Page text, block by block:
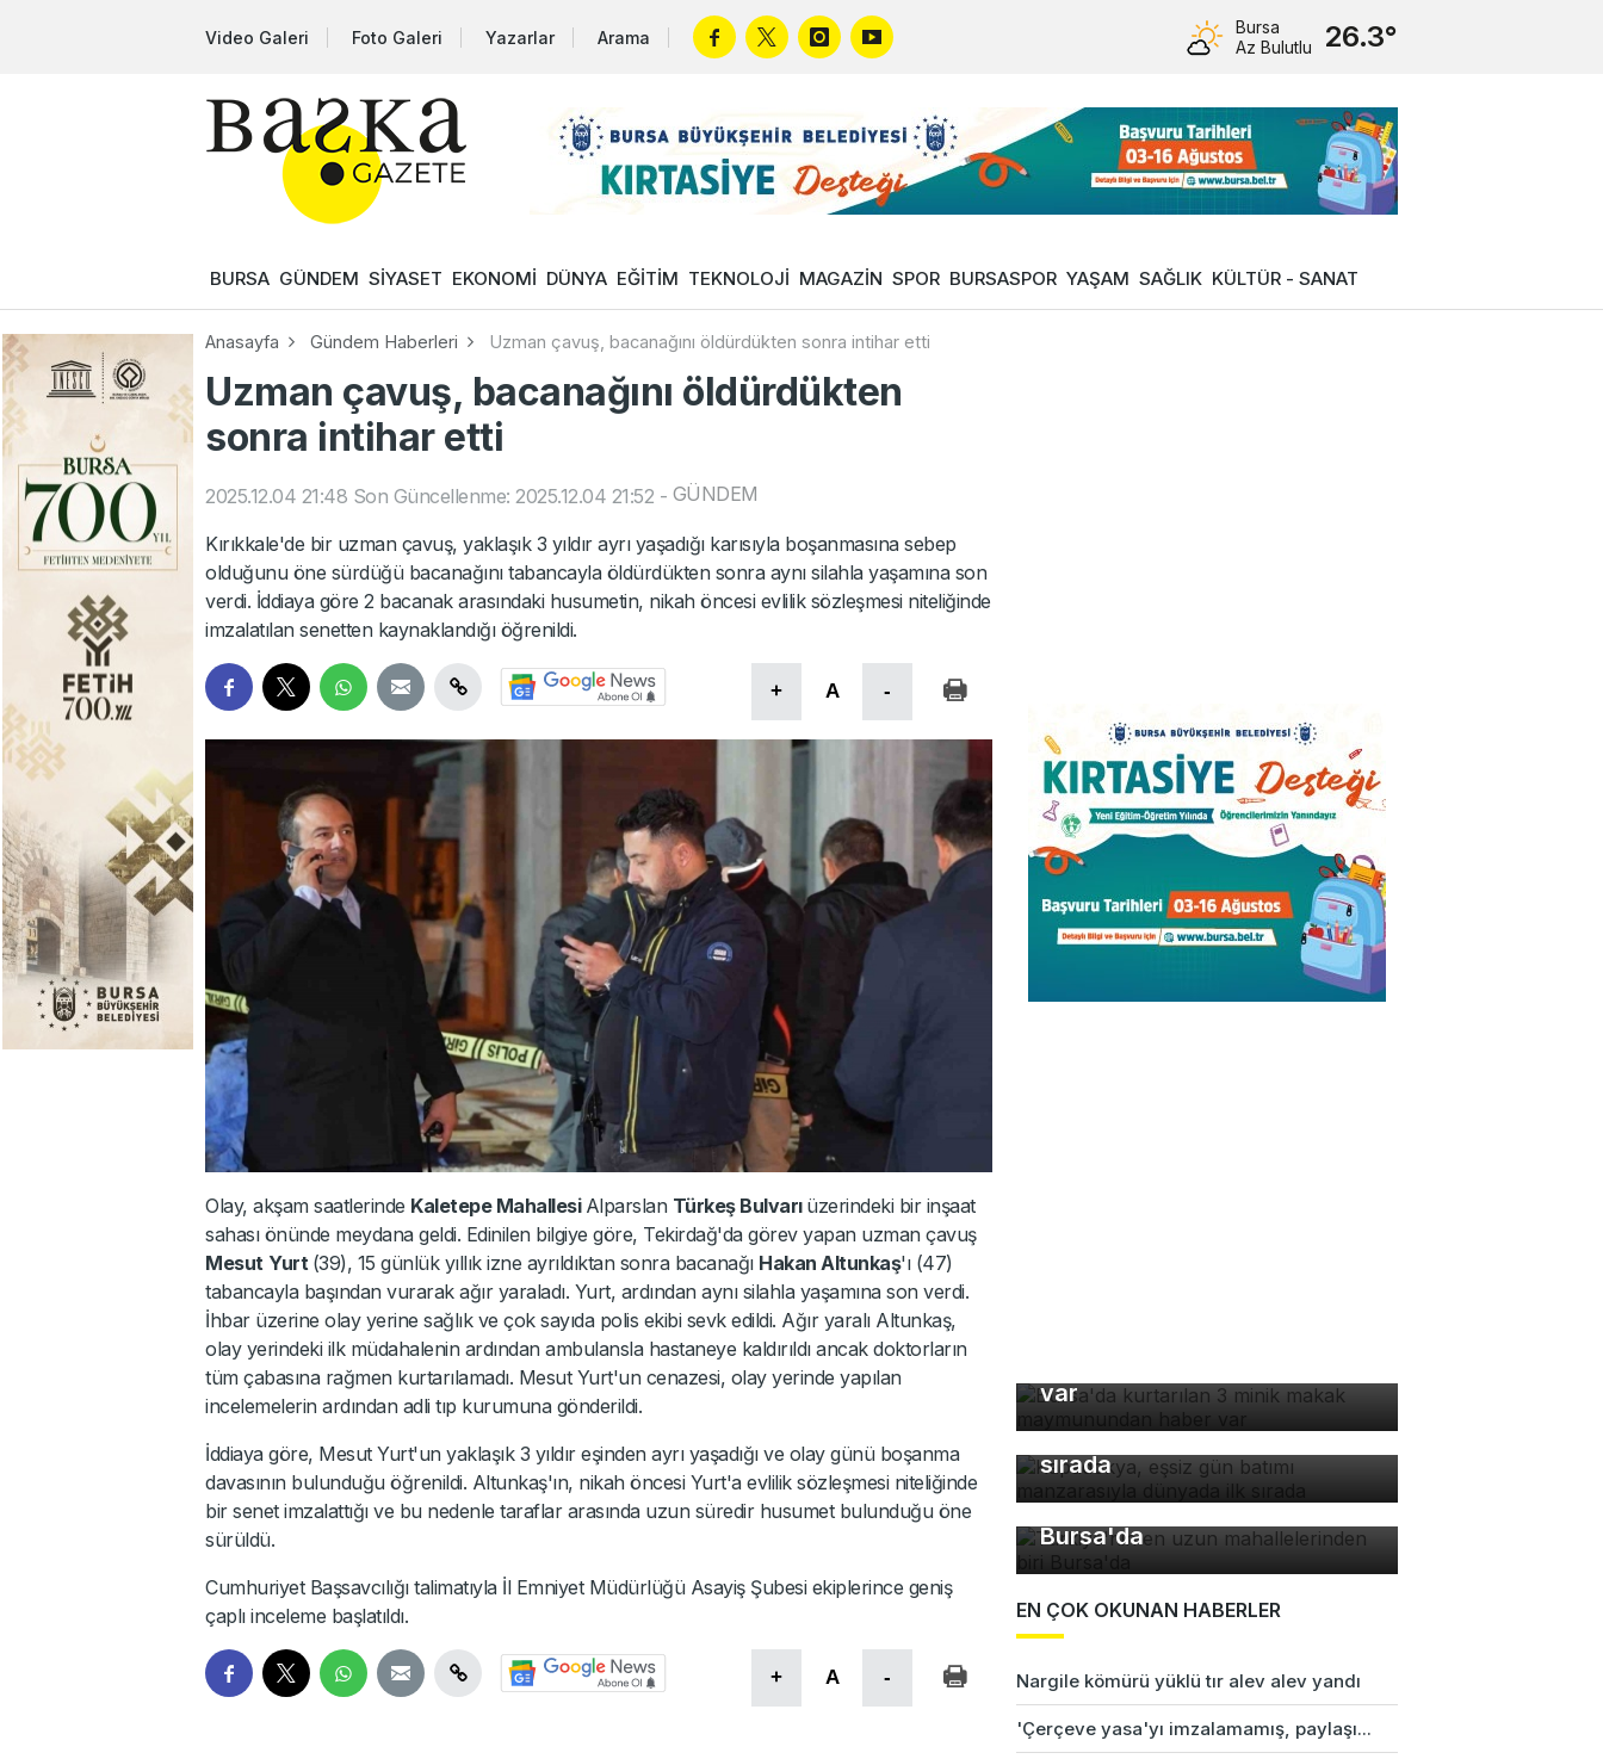
Video Galeri Foto Galeri Yazarlar Arama
Bursa
Az Bulutlu
26.3°
BURSA GÜNDEM SİYASET EKONOMİ DÜNYA EĞİTİM TEKNOLOJİ MAGAZİN SPOR BURSASPOR YAŞAM SAĞLIK KÜLTÜR - SANAT
Anasayfa Gündem Haberleri Uzman çavuş, bacanağını öldürdükten sonra intihar etti
Uzman çavuş, bacanağını öldürdükten
sonra intihar etti
2025.12.04 21:48 Son Güncellenme: 2025.12.04 21:52 - GÜNDEM
Kırıkkale'de bir uzman çavuş, yaklaşık 3 yıldır ayrı yaşadığı karısıyla boşanmasına sebep
olduğunu öne sürdüğü bacanağını tabancayla öldürdükten sonra aynı silahla yaşamına son
verdi. İddiaya göre 2 bacanak arasındaki husumetin, nikah öncesi evlilik sözleşmesi niteliğinde
imzalatılan senetten kaynaklandığı öğrenildi.
+ A -
Olay, akşam saatlerinde Kaletepe Mahallesi Alparslan Türkeş Bulvarı üzerindeki bir inşaat
sahası önünde meydana geldi. Edinilen bilgiye göre, Tekirdağ'da görev yapan uzman çavuş
Mesut Yurt (39), 15 günlük yıllık izne ayrıldıktan sonra bacanağı Hakan Altunkaş'ı (47)
tabancayla başından vurarak ağır yaraladı. Yurt, ardından aynı silahla yaşamına son verdi.
İhbar üzerine olay yerine sağlık ve çok sayıda polis ekibi sevk edildi. Ağır yaralı Altunkaş,
olay yerindeki ilk müdahalenin ardından ambulansla hastaneye kaldırıldı ancak doktorların
tüm çabasına rağmen kurtarılamadı. Mesut Yurt'un cenazesi, olay yerinde yapılan
incelemelerin ardından adli tıp kurumuna gönderildi.
İddiaya göre, Mesut Yurt'un yaklaşık 3 yıldır eşinden ayrı yaşadığı ve olay günü boşanma
davasının bulunduğu öğrenildi. Altunkaş'ın, nikah öncesi Yurt'a evlilik sözleşmesi niteliğinde
bir senet imzalattığı ve bu nedenle taraflar arasında uzun süredir husumet bulunduğu öne
sürüldü.
Cumhuriyet Başsavcılığı talimatıyla İl Emniyet Müdürlüğü Asayiş Şubesi ekiplerince geniş
çaplı inceleme başlatıldı.
+ A -
var
Kapadokya, eşsiz gün batımı
manzarasıyla dünyada ilk
sırada
Türkiye'nin en uzun
mahallelerinden biri
Bursa'da
EN ÇOK OKUNAN HABERLER
Nargile kömürü yüklü tır alev alev yandı
'Çerçeve yasa'yı imzalamamış, paylaşı...